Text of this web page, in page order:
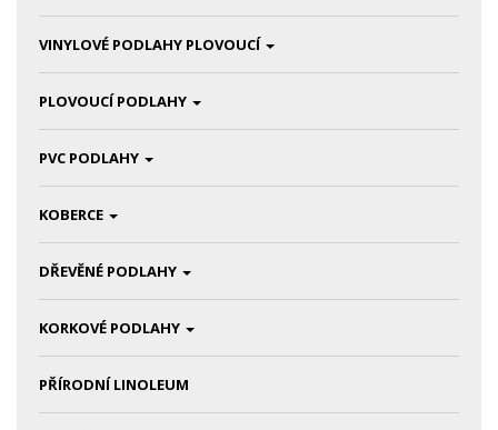
VINYLOVÉ PODLAHY PLOVOUCÍ
PLOVOUCÍ PODLAHY
PVC PODLAHY
KOBERCE
DŘEVĚNÉ PODLAHY
KORKOVÉ PODLAHY
PŘÍRODNÍ LINOLEUM